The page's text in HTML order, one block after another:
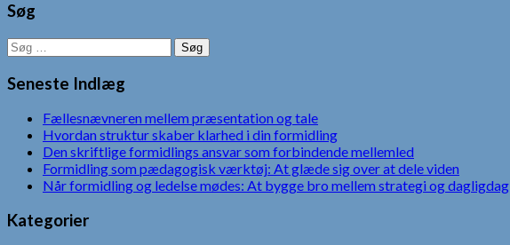
Søg
Søg
efter:
Seneste Indlæg
Fællesnævneren mellem præsentation og tale
Hvordan struktur skaber klarhed i din formidling
Den skriftlige formidlings ansvar som forbindende mellemled
Formidling som pædagogisk værktøj: At glæde sig over at dele viden
Når formidling og ledelse mødes: At bygge bro mellem strategi og dagligdag
Kategorier